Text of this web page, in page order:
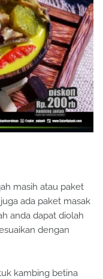
masih atau paket
ada paket masak
anda dapat diolah
dengan
kambing betina